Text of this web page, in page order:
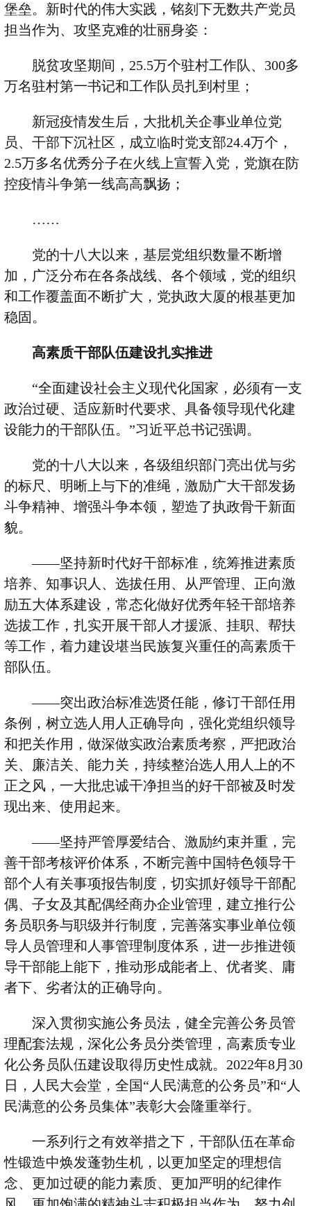
堡垒。新时代的伟大实践，铭刻下无数共产党员
担当作为、攻坚克难的壮丽身姿：
脱贫攻坚期间， 25.5万个驻村工作队、 300多
万名驻村第一书记和工作队员扎到村里；
新冠疫情发生后，大批机关企事业单位党
员、干部下沉社区，成立临时党支部24.4万个，
2.5万多名优秀分子在火线上宣誓入党，党旗在防
控疫情斗争第一线高高飘扬；
……
党的十八大以来，基层党组织数量不断增
加，广泛分布在各条战线、各个领域，党的组织
和工作覆盖面不断扩大，党执政大厦的根基更加
稳固。
高素质干部队伍建设扎实推进
“全面建设社会主义现代化国家，必须有一支
政治过硬、适应新时代要求、具备领导现代化建
设能力的干部队伍。 ”习近平总书记强调。
党的十八大以来，各级组织部门亮出优与劣
的标尺、明晰上与下的准绳，激励广大干部发扬
斗争精神、增强斗争本领，塑造了执政骨干新面
貌。
——坚持新时代好干部标准，统筹推进素质
培养、知事识人、选拔任用、从严管理、正向激
励五大体系建设，常态化做好优秀年轻干部培养
选拔工作，扎实开展干部人才援派、挂职、帮扶
等工作，着力建设堪当民族复兴重任的高素质干
部队伍。
——突出政治标准选贤任能，修订干部任用
条例，树立选人用人正确导向，强化党组织领导
和把关作用，做深做实政治素质考察，严把政治
关、廉洁关、能力关，持续整治选人用人上的不
正之风，一大批忠诚干净担当的好干部被及时发
现出来、使用起来。
——坚持严管厚爱结合、激励约束并重，完
善干部考核评价体系，不断完善中国特色领导干
部个人有关事项报告制度，切实抓好领导干部配
偶、子女及其配偶经商办企业管理，建立推行公
务员职务与职级并行制度，完善落实事业单位领
导人员管理和人事管理制度体系，进一步推进领
导干部能上能下，推动形成能者上、优者奖、庸
者下、劣者汰的正确导向。
深入贯彻实施公务员法，健全完善公务员管
理配套法规，深化公务员分类管理，高素质专业
化公务员队伍建设取得历史性成就。 2022年8月 30
日，人民大会堂，全国“ 人民满意的公务员”和“ 人
民满意的公务员集体”表彰大会隆重举行。
一系列行之有效举措之下，干部队伍在革命
性锻造中焕发蓬勃生机，以更加坚定的理想信
念、更加过硬的能力素质、更加严明的纪律作